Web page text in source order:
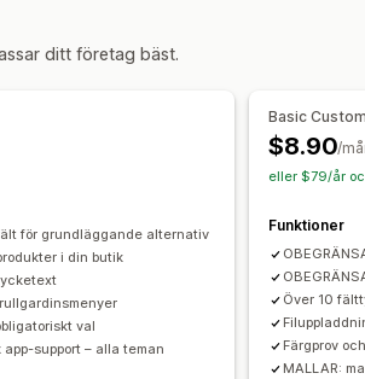
Tillägg
Konfigurationsavgifter
ditt företag bäst.
för grundläggande alternativ
i din butik
val
support – alla teman
Basic
$8.90/
eller $79/år
Funktioner
Över 10
Färgprov
MALLAR: